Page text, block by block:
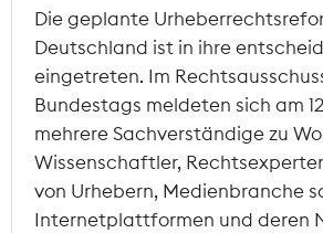
Die geplante
Deutschland ist in ihre
eingetreten. Im
Bundestags meldeten sich am
mehrere Sachverständige zu
Wissenschaftler,
von Urhebern, Medienbranche
Internetplattformen und deren